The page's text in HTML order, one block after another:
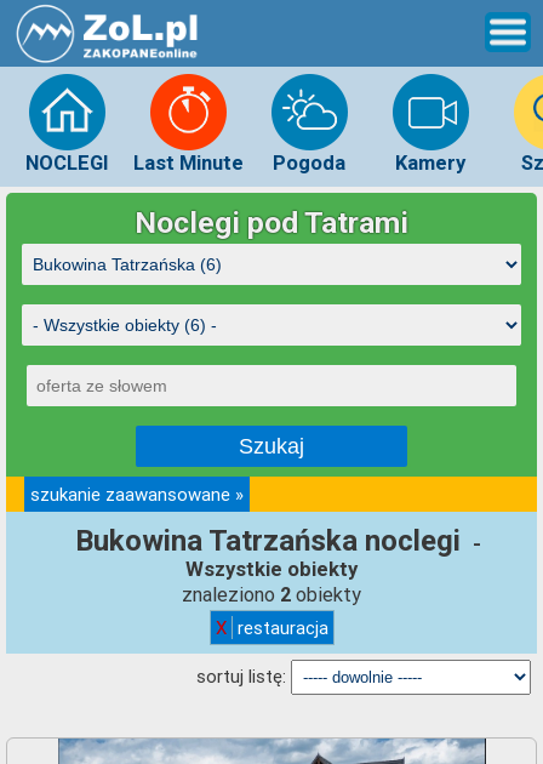
NOCLEGI Last Minute Pogoda Kamery
Noclegi pod Tatrami
szukanie zaawansowane »
Bukowina Tatrzańska noclegi
-
Wszystkie obiekty
znaleziono 2 obiekty
X restauracja
sortuj listę: